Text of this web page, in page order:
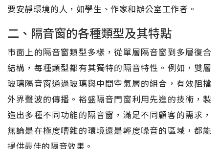
要安靜環境的人，如學生、作家和辦公室工作者。
二、隔音窗的各種類型及其特點
市面上的隔音窗類型多樣，從單層隔音窗到多層復合
結構，每種類型都有其獨特的隔音特性。例如，雙層
玻璃隔音窗通過玻璃與中間空氣層的組合，有效阻擋
外界聲波的傳播。裕盛隔音門窗利用先進的技術，製
造出多種不同功能的隔音窗，滿足不同顧客的需求，
無論是在極度嘈雜的環境還是輕度噪音的區域，都能
提供最佳的隔音效果。